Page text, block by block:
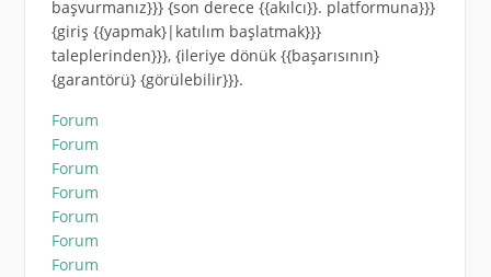
başvurmanız}}} {son derece {{akılcı}}. platformuna}}}
{giriş {{yapmak}|katılım başlatmak}}}
taleplerinden}}}, {ileriye dönük {{başarısının}
{garantörü} {görülebilir}}}.
Forum
Forum
Forum
Forum
Forum
Forum
Forum